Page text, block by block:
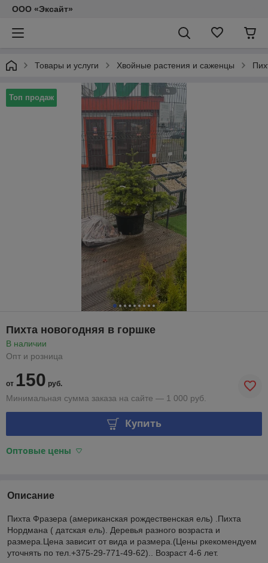
ООО «Эксайт»
Товары и услуги Хвойные растения и саженцы
Топ продаж
Пихта новогодняя в горшке
В наличии
Опт и розница
от 150 руб.
Минимальная сумма заказа на сайте — 1 000 руб.
Купить
Оптовые цены
Описание
Пихта Фразера (американская рождественская ель) .Пихта
Нордмана ( датская ель). Деревья разного возраста и
размера.Цена зависит от вида и размера.(Цены ркекомендуем
уточнять по тел.+375-29-771-49-62).. Возраст 4-6 лет.